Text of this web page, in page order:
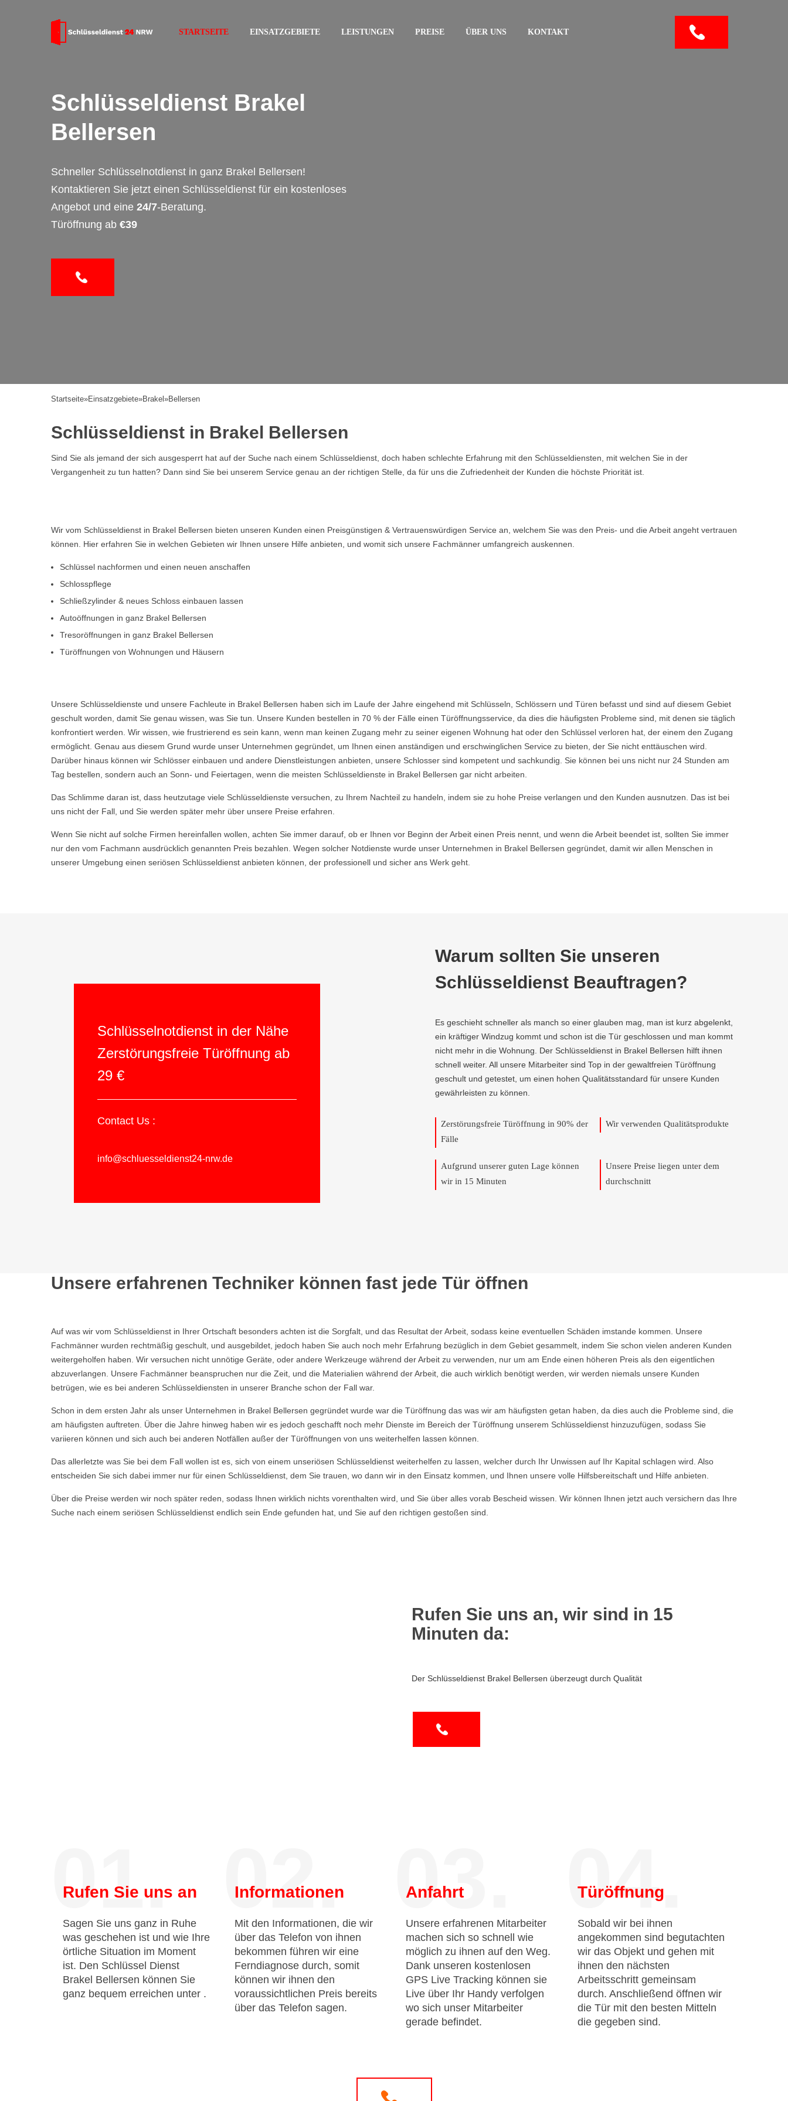
STARTSEITE EINSATZGEBIETE LEISTUNGEN PREISE ÜBER UNS KONTAKT
Schlüsseldienst Brakel
Bellersen
Schneller Schlüsselnotdienst in ganz Brakel Bellersen!
Kontaktieren Sie jetzt einen Schlüsseldienst für ein kostenloses
Angebot und eine 24/7-Beratung.
Türöffnung ab €39
Startseite»Einsatzgebiete»Brakel »Bellersen
Schlüsseldienst in Brakel Bellersen
Sind Sie als jemand der sich ausgesperrt hat auf der Suche nach einem Schlüsseldienst, doch haben schlechte Erfahrung mit den Schlüsseldiensten, mit welchen Sie in der
Vergangenheit zu tun hatten? Dann sind Sie bei unserem Service genau an der richtigen Stelle, da für uns die Zufriedenheit der Kunden die höchste Priorität ist.
Wir vom Schlüsseldienst in Brakel Bellersen bieten unseren Kunden einen Preisgünstigen & Vertrauenswürdigen Service an, welchem Sie was den Preis- und die Arbeit angeht vertrauen
können. Hier erfahren Sie in welchen Gebieten wir Ihnen unsere Hilfe anbieten, und womit sich unsere Fachmänner umfangreich auskennen.
Schlüssel nachformen und einen neuen anschaffen
Schlosspflege
Schließzylinder & neues Schloss einbauen lassen
Autoöffnungen in ganz Brakel Bellersen
Tresoröffnungen in ganz Brakel Bellersen
Türöffnungen von Wohnungen und Häusern
Unsere Schlüsseldienste und unsere Fachleute in Brakel Bellersen haben sich im Laufe der Jahre eingehend mit Schlüsseln, Schlössern und Türen befasst und sind auf diesem Gebiet
geschult worden, damit Sie genau wissen, was Sie tun. Unsere Kunden bestellen in 70 % der Fälle einen Türöffnungsservice, da dies die häufigsten Probleme sind, mit denen sie täglich
konfrontiert werden. Wir wissen, wie frustrierend es sein kann, wenn man keinen Zugang mehr zu seiner eigenen Wohnung hat oder den Schlüssel verloren hat, der einem den Zugang
ermöglicht. Genau aus diesem Grund wurde unser Unternehmen gegründet, um Ihnen einen anständigen und erschwinglichen Service zu bieten, der Sie nicht enttäuschen wird.
Darüber hinaus können wir Schlösser einbauen und andere Dienstleistungen anbieten, unsere Schlosser sind kompetent und sachkundig. Sie können bei uns nicht nur 24 Stunden am
Tag bestellen, sondern auch an Sonn- und Feiertagen, wenn die meisten Schlüsseldienste in Brakel Bellersen gar nicht arbeiten.
Das Schlimme daran ist, dass heutzutage viele Schlüsseldienste versuchen, zu Ihrem Nachteil zu handeln, indem sie zu hohe Preise verlangen und den Kunden ausnutzen. Das ist bei
uns nicht der Fall, und Sie werden später mehr über unsere Preise erfahren.
Wenn Sie nicht auf solche Firmen hereinfallen wollen, achten Sie immer darauf, ob er Ihnen vor Beginn der Arbeit einen Preis nennt, und wenn die Arbeit beendet ist, sollten Sie immer
nur den vom Fachmann ausdrücklich genannten Preis bezahlen. Wegen solcher Notdienste wurde unser Unternehmen in Brakel Bellersen gegründet, damit wir allen Menschen in
unserer Umgebung einen seriösen Schlüsseldienst anbieten können, der professionell und sicher ans Werk geht.
Schlüsselnotdienst in der Nähe
Zerstörungsfreie Türöffnung ab
29 €
Contact Us :
info@schluesseldienst24-nrw.de
Warum sollten Sie unseren
Schlüsseldienst Beauftragen?
Es geschieht schneller als manch so einer glauben mag, man ist kurz abgelenkt,
ein kräftiger Windzug kommt und schon ist die Tür geschlossen und man kommt
nicht mehr in die Wohnung. Der Schlüsseldienst in Brakel Bellersen hilft ihnen
schnell weiter. All unsere Mitarbeiter sind Top in der gewaltfreien Türöffnung
geschult und getestet, um einen hohen Qualitätsstandard für unsere Kunden
gewährleisten zu können.
Zerstörungsfreie Türöffnung in 90% der
Fälle
Wir verwenden Qualitätsprodukte
Aufgrund unserer guten Lage können
wir in 15 Minuten
Unsere Preise liegen unter dem
durchschnitt
Unsere erfahrenen Techniker können fast jede Tür öffnen
Auf was wir vom Schlüsseldienst in Ihrer Ortschaft besonders achten ist die Sorgfalt, und das Resultat der Arbeit, sodass keine eventuellen Schäden imstande kommen. Unsere
Fachmänner wurden rechtmäßig geschult, und ausgebildet, jedoch haben Sie auch noch mehr Erfahrung bezüglich in dem Gebiet gesammelt, indem Sie schon vielen anderen Kunden
weitergeholfen haben. Wir versuchen nicht unnötige Geräte, oder andere Werkzeuge während der Arbeit zu verwenden, nur um am Ende einen höheren Preis als den eigentlichen
abzuverlangen. Unsere Fachmänner beanspruchen nur die Zeit, und die Materialien während der Arbeit, die auch wirklich benötigt werden, wir werden niemals unsere Kunden
betrügen, wie es bei anderen Schlüsseldiensten in unserer Branche schon der Fall war.
Schon in dem ersten Jahr als unser Unternehmen in Brakel Bellersen gegründet wurde war die Türöffnung das was wir am häufigsten getan haben, da dies auch die Probleme sind, die
am häufigsten auftreten. Über die Jahre hinweg haben wir es jedoch geschafft noch mehr Dienste im Bereich der Türöffnung unserem Schlüsseldienst hinzuzufügen, sodass Sie
variieren können und sich auch bei anderen Notfällen außer der Türöffnungen von uns weiterhelfen lassen können.
Das allerletzte was Sie bei dem Fall wollen ist es, sich von einem unseriösen Schlüsseldienst weiterhelfen zu lassen, welcher durch Ihr Unwissen auf Ihr Kapital schlagen wird. Also
entscheiden Sie sich dabei immer nur für einen Schlüsseldienst, dem Sie trauen, wo dann wir in den Einsatz kommen, und Ihnen unsere volle Hilfsbereitschaft und Hilfe anbieten.
Über die Preise werden wir noch später reden, sodass Ihnen wirklich nichts vorenthalten wird, und Sie über alles vorab Bescheid wissen. Wir können Ihnen jetzt auch versichern das Ihre
Suche nach einem seriösen Schlüsseldienst endlich sein Ende gefunden hat, und Sie auf den richtigen gestoßen sind.
Rufen Sie uns an, wir sind in 15
Minuten da:
Der Schlüsseldienst Brakel Bellersen überzeugt durch Qualität
01.
Rufen Sie uns an
Sagen Sie uns ganz in Ruhe
was geschehen ist und wie Ihre
örtliche Situation im Moment
ist. Den Schlüssel Dienst
Brakel Bellersen können Sie
ganz bequem erreichen unter .
02.
Informationen
Mit den Informationen, die wir
über das Telefon von ihnen
bekommen führen wir eine
Ferndiagnose durch, somit
können wir ihnen den
voraussichtlichen Preis bereits
über das Telefon sagen.
03.
Anfahrt
Unsere erfahrenen Mitarbeiter
machen sich so schnell wie
möglich zu ihnen auf den Weg.
Dank unseren kostenlosen
GPS Live Tracking können sie
Live über Ihr Handy verfolgen
wo sich unser Mitarbeiter
gerade befindet.
04.
Türöffnung
Sobald wir bei ihnen
angekommen sind begutachten
wir das Objekt und gehen mit
ihnen den nächsten
Arbeitsschritt gemeinsam
durch. Anschließend öffnen wir
die Tür mit den besten Mitteln
die gegeben sind.